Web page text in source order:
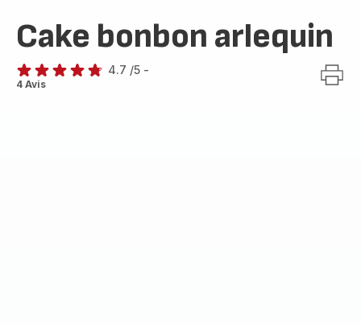
Cake bonbon arlequin
ratings.4.7
4.7 /5 -
4 Avis